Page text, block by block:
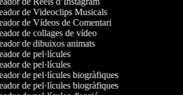
de Videoclips Musicals
de Vídeos de Comentari
de collages de vídeo
de dibuixos animats
de pel·lícules
de pel·lícules
de pel·lícules biogràfiques
de pel·lícules biogràfiques